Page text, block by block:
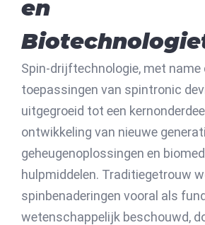
en
Spin-drijftechnologie, met name
toepassingen van spintronic
uitgegroeid tot een
ontwikkeling van nieuwe
geheugenoplossingen en
hulpmiddelen. Traditiegetrouw
spinbenaderingen vooral als
wetenschappelijk beschouwd,